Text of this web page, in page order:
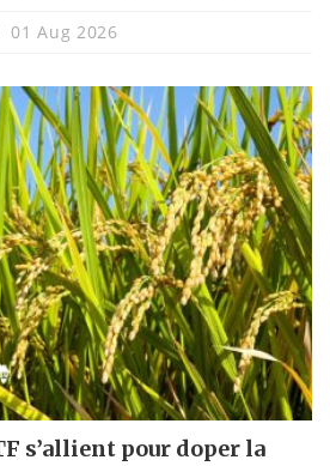
01 Aug 2026
s’allient pour doper la